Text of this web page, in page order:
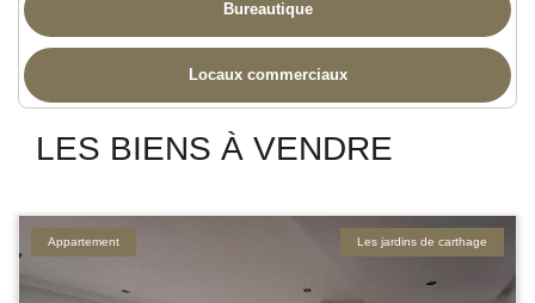
Bureautique
Locaux commerciaux
LES BIENS À VENDRE
Les jardins de carthage
Appartement